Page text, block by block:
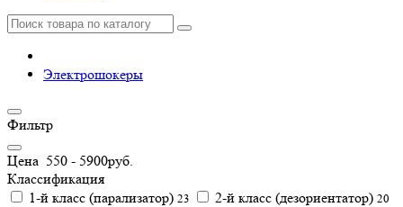
Электрошокеры
Фильтр
Цена 550 - 5900руб.
Классификация
1-й класс (парализатор) 23 2-й класс (дезориентатор) 20